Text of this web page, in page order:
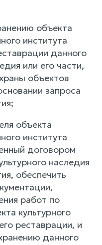
объекта
института
данного
или его части,
объектов
запроса
объекта
института
договором
наследия
обеспечить
работ по
культурного
реставрации, и
данного